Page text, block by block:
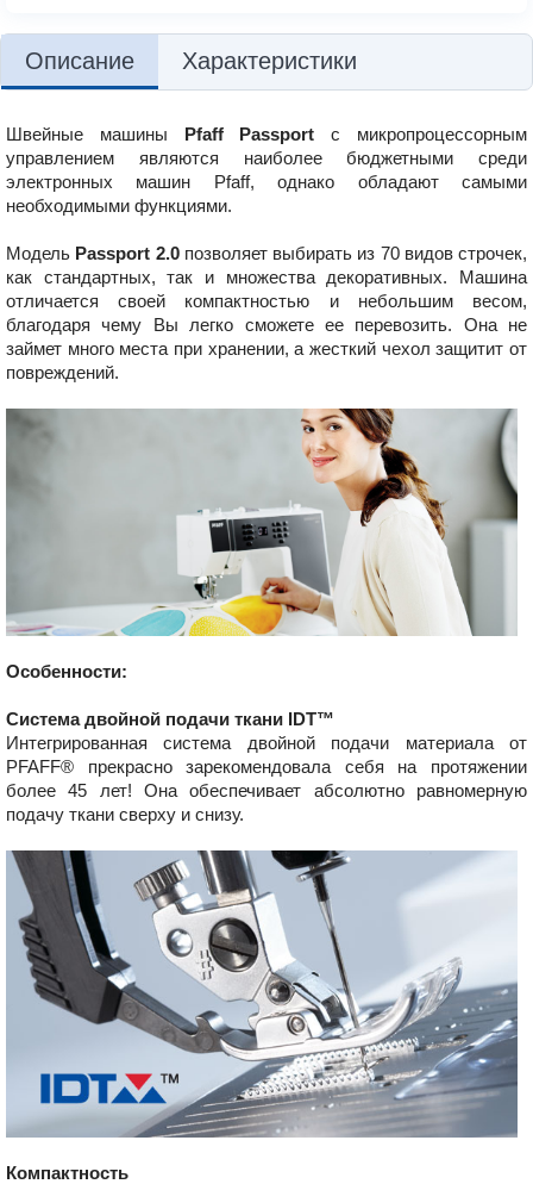
Описание Характеристики
Швейные машины Pfaff Passport с микропроцессорным
управлением являются наиболее бюджетными среди
электронных машин Pfaff, однако обладают самыми
необходимыми функциями.
Модель Passport 2.0позволяет выбирать из 70 видов строчек,
как стандартных, так и множества декоративных. Машина
отличается своей компактностью и небольшим весом,
благодаря чему Вы легко сможете ее перевозить. Она не
займет много места при хранении, а жесткий чехол защитит от
повреждений.
Особенности:
Система двойной подачи ткани IDT™
Интегрированная система двойной подачи материала от
PFAFF® прекрасно зарекомендовала себя на протяжении
более 45 лет! Она обеспечивает абсолютно равномерную
подачу ткани сверху и снизу.
Компактность